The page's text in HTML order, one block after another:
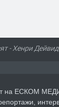
- Хенри
на ЕСКОМ